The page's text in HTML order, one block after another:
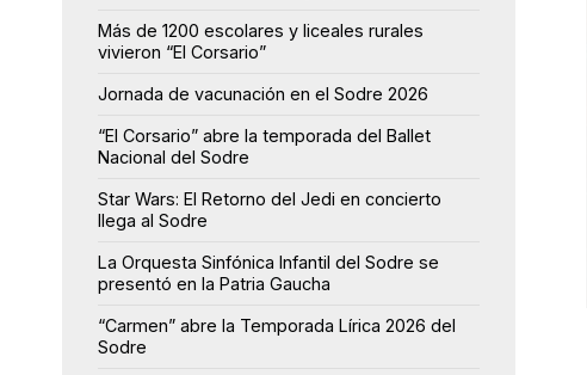
Más de 1200 escolares y liceales rurales
vivieron “El Corsario”
Jornada de vacunación en el Sodre 2026
“El Corsario” abre la temporada del Ballet
Nacional del Sodre
Star Wars: El Retorno del Jedi en concierto
llega al Sodre
La Orquesta Sinfónica Infantil del Sodre se
presentó en la Patria Gaucha
“Carmen” abre la Temporada Lírica 2026 del
Sodre